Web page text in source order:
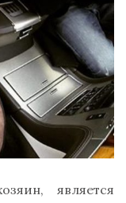
является